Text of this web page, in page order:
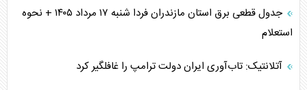
جدول قطعی برق استان مازندران فردا شنبه ۱۷ مرداد ۱۴۰۵ + نحوه
استعلام
آتلانتیک: تاب‌آوری ایران دولت ترامپ را غافلگیر کرد